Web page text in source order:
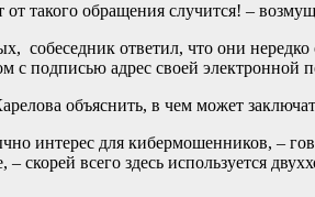
такого обращения случится! –
ответил, что они
с подписью адрес своей
объяснить, в чем может
интерес для кибермошенников, –
скорей всего здесь используется